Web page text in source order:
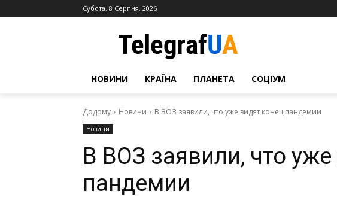
Субота, 8 Серпня, 2026
НОВИНИ КРАЇНА ПЛАНЕТА СОЦІУМ
Додому Новини В ВОЗ заявили, что уже видят конец пандемии
Новини
В ВОЗ заявили, что
пандемии